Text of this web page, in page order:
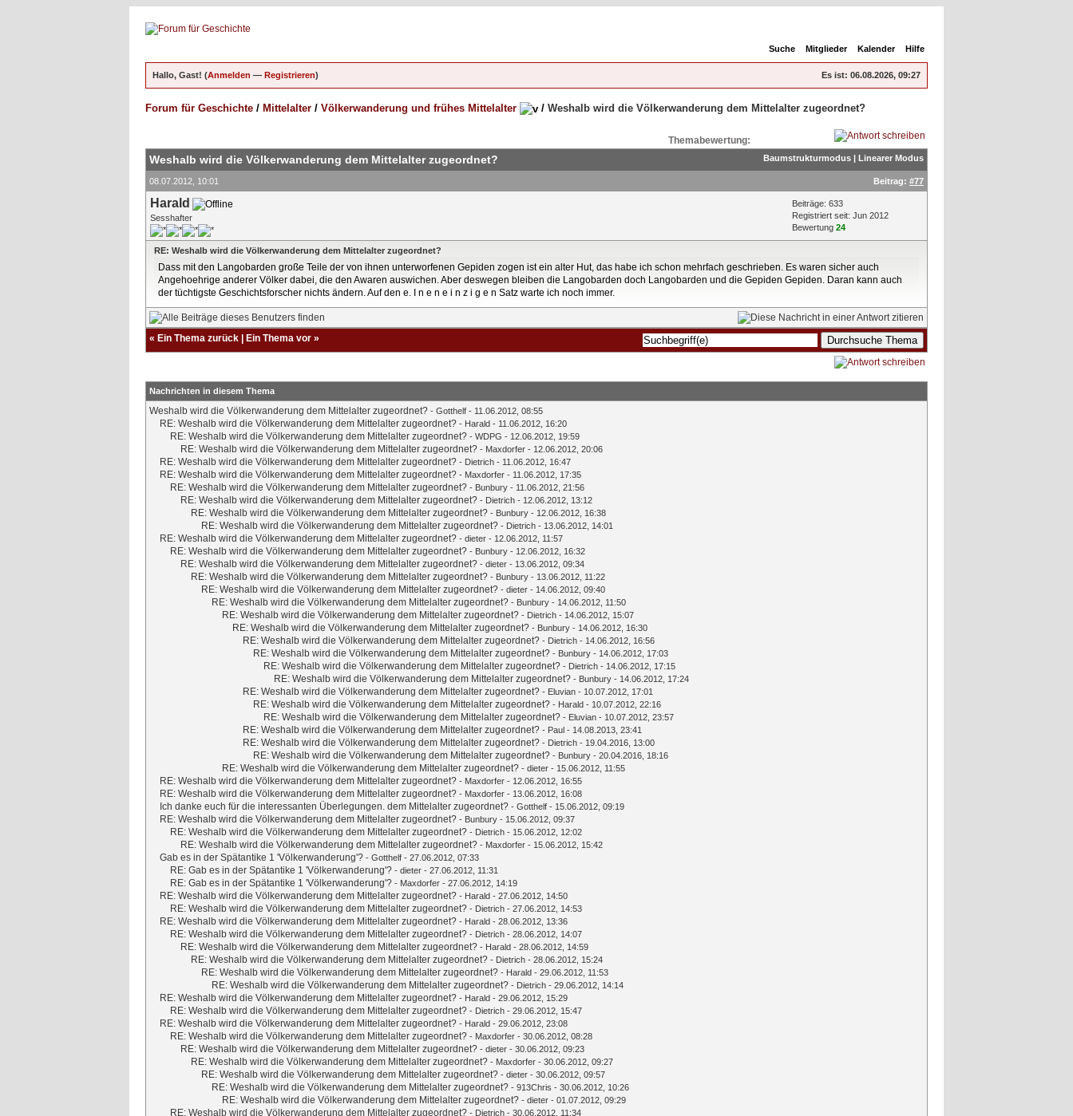
Suche Mitglieder Kalender Hilfe
Es ist: 06.08.2026, 09:27
Hallo, Gast! (Anmelden — Registrieren)
Forum für Geschichte / Mittelalter / Völkerwanderung und frühes Mittelalter / Weshalb wird die Völkerwanderung dem Mittelalter zugeordnet?
Themabewertung:
Baumstrukturmodus | Linearer Modus
Weshalb wird die Völkerwanderung dem Mittelalter zugeordnet?
08.07.2012, 10:01 Beitrag: #77
Harald
Sesshafter
Beiträge: 633
Registriert seit: Jun 2012
Bewertung 24
RE: Weshalb wird die Völkerwanderung dem Mittelalter zugeordnet?
Dass mit den Langobarden große Teile der von ihnen unterworfenen Gepiden zogen ist ein alter Hut, das habe ich schon mehrfach geschrieben. Es waren sicher auch
Angehoehrige anderer Völker dabei, die den Awaren auswichen. Aber deswegen bleiben die Langobarden doch Langobarden und die Gepiden Gepiden. Daran kann auch
der tüchtigste Geschichtsforscher nichts ändern. Auf den e. I n e n e i n z i g e n Satz warte ich noch immer.
« Ein Thema zurück | Ein Thema vor »
Nachrichten in diesem Thema
Weshalb wird die Völkerwanderung dem Mittelalter zugeordnet? - Gotthelf - 11.06.2012, 08:55
RE: Weshalb wird die Völkerwanderung dem Mittelalter zugeordnet? - Harald - 11.06.2012, 16:20
RE: Weshalb wird die Völkerwanderung dem Mittelalter zugeordnet? - WDPG - 12.06.2012, 19:59
RE: Weshalb wird die Völkerwanderung dem Mittelalter zugeordnet? - Maxdorfer - 12.06.2012, 20:06
RE: Weshalb wird die Völkerwanderung dem Mittelalter zugeordnet? - Dietrich - 11.06.2012, 16:47
RE: Weshalb wird die Völkerwanderung dem Mittelalter zugeordnet? - Maxdorfer - 11.06.2012, 17:35
RE: Weshalb wird die Völkerwanderung dem Mittelalter zugeordnet? - Bunbury - 11.06.2012, 21:56
RE: Weshalb wird die Völkerwanderung dem Mittelalter zugeordnet? - Dietrich - 12.06.2012, 13:12
RE: Weshalb wird die Völkerwanderung dem Mittelalter zugeordnet? - Bunbury - 12.06.2012, 16:38
RE: Weshalb wird die Völkerwanderung dem Mittelalter zugeordnet? - Dietrich - 13.06.2012, 14:01
RE: Weshalb wird die Völkerwanderung dem Mittelalter zugeordnet? - dieter - 12.06.2012, 11:57
RE: Weshalb wird die Völkerwanderung dem Mittelalter zugeordnet? - Bunbury - 12.06.2012, 16:32
RE: Weshalb wird die Völkerwanderung dem Mittelalter zugeordnet? - dieter - 13.06.2012, 09:34
RE: Weshalb wird die Völkerwanderung dem Mittelalter zugeordnet? - Bunbury - 13.06.2012, 11:22
RE: Weshalb wird die Völkerwanderung dem Mittelalter zugeordnet? - dieter - 14.06.2012, 09:40
RE: Weshalb wird die Völkerwanderung dem Mittelalter zugeordnet? - Bunbury - 14.06.2012, 11:50
RE: Weshalb wird die Völkerwanderung dem Mittelalter zugeordnet? - Dietrich - 14.06.2012, 15:07
RE: Weshalb wird die Völkerwanderung dem Mittelalter zugeordnet? - Bunbury - 14.06.2012, 16:30
RE: Weshalb wird die Völkerwanderung dem Mittelalter zugeordnet? - Dietrich - 14.06.2012, 16:56
RE: Weshalb wird die Völkerwanderung dem Mittelalter zugeordnet? - Bunbury - 14.06.2012, 17:03
RE: Weshalb wird die Völkerwanderung dem Mittelalter zugeordnet? - Dietrich - 14.06.2012, 17:15
RE: Weshalb wird die Völkerwanderung dem Mittelalter zugeordnet? - Bunbury - 14.06.2012, 17:24
RE: Weshalb wird die Völkerwanderung dem Mittelalter zugeordnet? - Eluvian - 10.07.2012, 17:01
RE: Weshalb wird die Völkerwanderung dem Mittelalter zugeordnet? - Harald - 10.07.2012, 22:16
RE: Weshalb wird die Völkerwanderung dem Mittelalter zugeordnet? - Eluvian - 10.07.2012, 23:57
RE: Weshalb wird die Völkerwanderung dem Mittelalter zugeordnet? - Paul - 14.08.2013, 23:41
RE: Weshalb wird die Völkerwanderung dem Mittelalter zugeordnet? - Dietrich - 19.04.2016, 13:00
RE: Weshalb wird die Völkerwanderung dem Mittelalter zugeordnet? - Bunbury - 20.04.2016, 18:16
RE: Weshalb wird die Völkerwanderung dem Mittelalter zugeordnet? - dieter - 15.06.2012, 11:55
RE: Weshalb wird die Völkerwanderung dem Mittelalter zugeordnet? - Maxdorfer - 12.06.2012, 16:55
RE: Weshalb wird die Völkerwanderung dem Mittelalter zugeordnet? - Maxdorfer - 13.06.2012, 16:08
Ich danke euch für die interessanten Überlegungen. dem Mittelalter zugeordnet? - Gotthelf - 15.06.2012, 09:19
RE: Weshalb wird die Völkerwanderung dem Mittelalter zugeordnet? - Bunbury - 15.06.2012, 09:37
RE: Weshalb wird die Völkerwanderung dem Mittelalter zugeordnet? - Dietrich - 15.06.2012, 12:02
RE: Weshalb wird die Völkerwanderung dem Mittelalter zugeordnet? - Maxdorfer - 15.06.2012, 15:42
Gab es in der Spätantike 1 'Völkerwanderung'? - Gotthelf - 27.06.2012, 07:33
RE: Gab es in der Spätantike 1 'Völkerwanderung'? - dieter - 27.06.2012, 11:31
RE: Gab es in der Spätantike 1 'Völkerwanderung'? - Maxdorfer - 27.06.2012, 14:19
RE: Weshalb wird die Völkerwanderung dem Mittelalter zugeordnet? - Harald - 27.06.2012, 14:50
RE: Weshalb wird die Völkerwanderung dem Mittelalter zugeordnet? - Dietrich - 27.06.2012, 14:53
RE: Weshalb wird die Völkerwanderung dem Mittelalter zugeordnet? - Harald - 28.06.2012, 13:36
RE: Weshalb wird die Völkerwanderung dem Mittelalter zugeordnet? - Dietrich - 28.06.2012, 14:07
RE: Weshalb wird die Völkerwanderung dem Mittelalter zugeordnet? - Harald - 28.06.2012, 14:59
RE: Weshalb wird die Völkerwanderung dem Mittelalter zugeordnet? - Dietrich - 28.06.2012, 15:24
RE: Weshalb wird die Völkerwanderung dem Mittelalter zugeordnet? - Harald - 29.06.2012, 11:53
RE: Weshalb wird die Völkerwanderung dem Mittelalter zugeordnet? - Dietrich - 29.06.2012, 14:14
RE: Weshalb wird die Völkerwanderung dem Mittelalter zugeordnet? - Harald - 29.06.2012, 15:29
RE: Weshalb wird die Völkerwanderung dem Mittelalter zugeordnet? - Dietrich - 29.06.2012, 15:47
RE: Weshalb wird die Völkerwanderung dem Mittelalter zugeordnet? - Harald - 29.06.2012, 23:08
RE: Weshalb wird die Völkerwanderung dem Mittelalter zugeordnet? - Maxdorfer - 30.06.2012, 08:28
RE: Weshalb wird die Völkerwanderung dem Mittelalter zugeordnet? - dieter - 30.06.2012, 09:23
RE: Weshalb wird die Völkerwanderung dem Mittelalter zugeordnet? - Maxdorfer - 30.06.2012, 09:27
RE: Weshalb wird die Völkerwanderung dem Mittelalter zugeordnet? - dieter - 30.06.2012, 09:57
RE: Weshalb wird die Völkerwanderung dem Mittelalter zugeordnet? - 913Chris - 30.06.2012, 10:26
RE: Weshalb wird die Völkerwanderung dem Mittelalter zugeordnet? - dieter - 01.07.2012, 09:29
RE: Weshalb wird die Völkerwanderung dem Mittelalter zugeordnet? - Dietrich - 30.06.2012, 11:34